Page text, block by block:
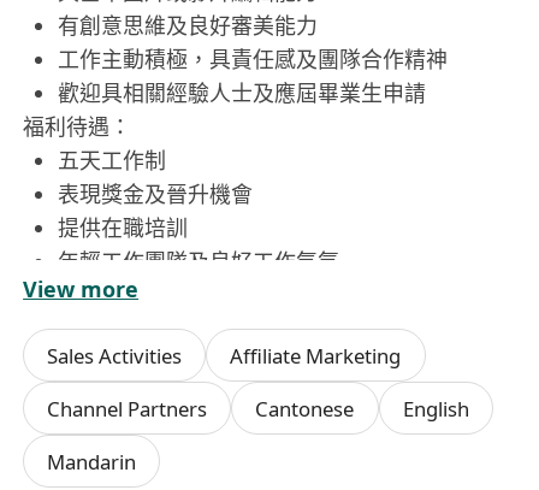
有創意思維及良好審美能力
工作主動積極，具責任感及團隊合作精神
歡迎具相關經驗人士及應屆畢業生申請
福利待遇：
五天工作制
表現獎金及晉升機會
提供在職培訓
年輕工作團隊及良好工作氣氛
員工活動及節日福利
View more
Sales Activities
Affiliate Marketing
Channel Partners
Cantonese
English
Mandarin